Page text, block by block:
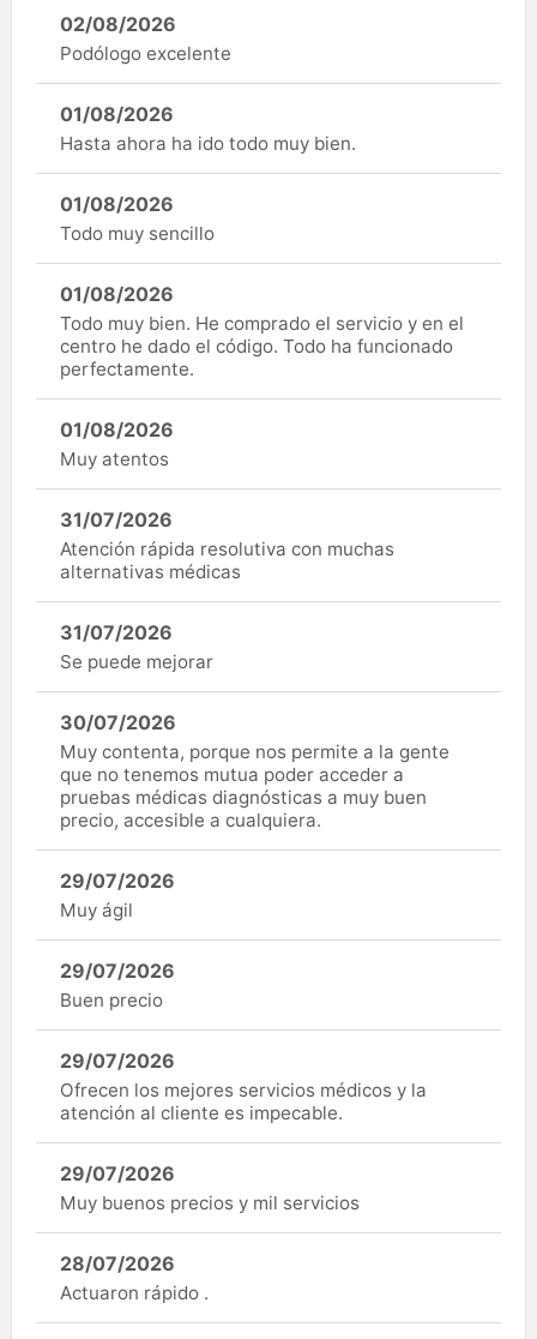
02/08/2026
Podólogo excelente
01/08/2026
Hasta ahora ha ido todo muy bien.
01/08/2026
Todo muy sencillo
01/08/2026
Todo muy bien. He comprado el servicio y en el
centro he dado el código. Todo ha funcionado
perfectamente.
01/08/2026
Muy atentos
31/07/2026
Atención rápida resolutiva con muchas
alternativas médicas
31/07/2026
Se puede mejorar
30/07/2026
Muy contenta, porque nos permite a la gente
que no tenemos mutua poder acceder a
pruebas médicas diagnósticas a muy buen
precio, accesible a cualquiera.
29/07/2026
Muy ágil
29/07/2026
Buen precio
29/07/2026
Ofrecen los mejores servicios médicos y la
atención al cliente es impecable.
29/07/2026
Muy buenos precios y mil servicios
28/07/2026
Actuaron rápido .